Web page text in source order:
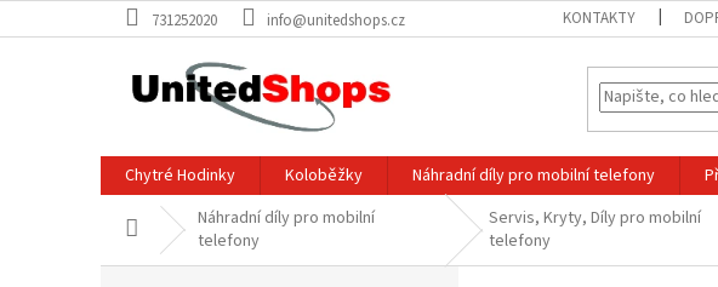
na
731252020 info@unitedshops.cz KONTAKTY
Chytré Hodinky Koloběžky Náhradní díly pro mobilní telefony
Domů Náhradní díly pro mobilní
telefony
Servis, Kryty, Díly pro mobilní
telefony